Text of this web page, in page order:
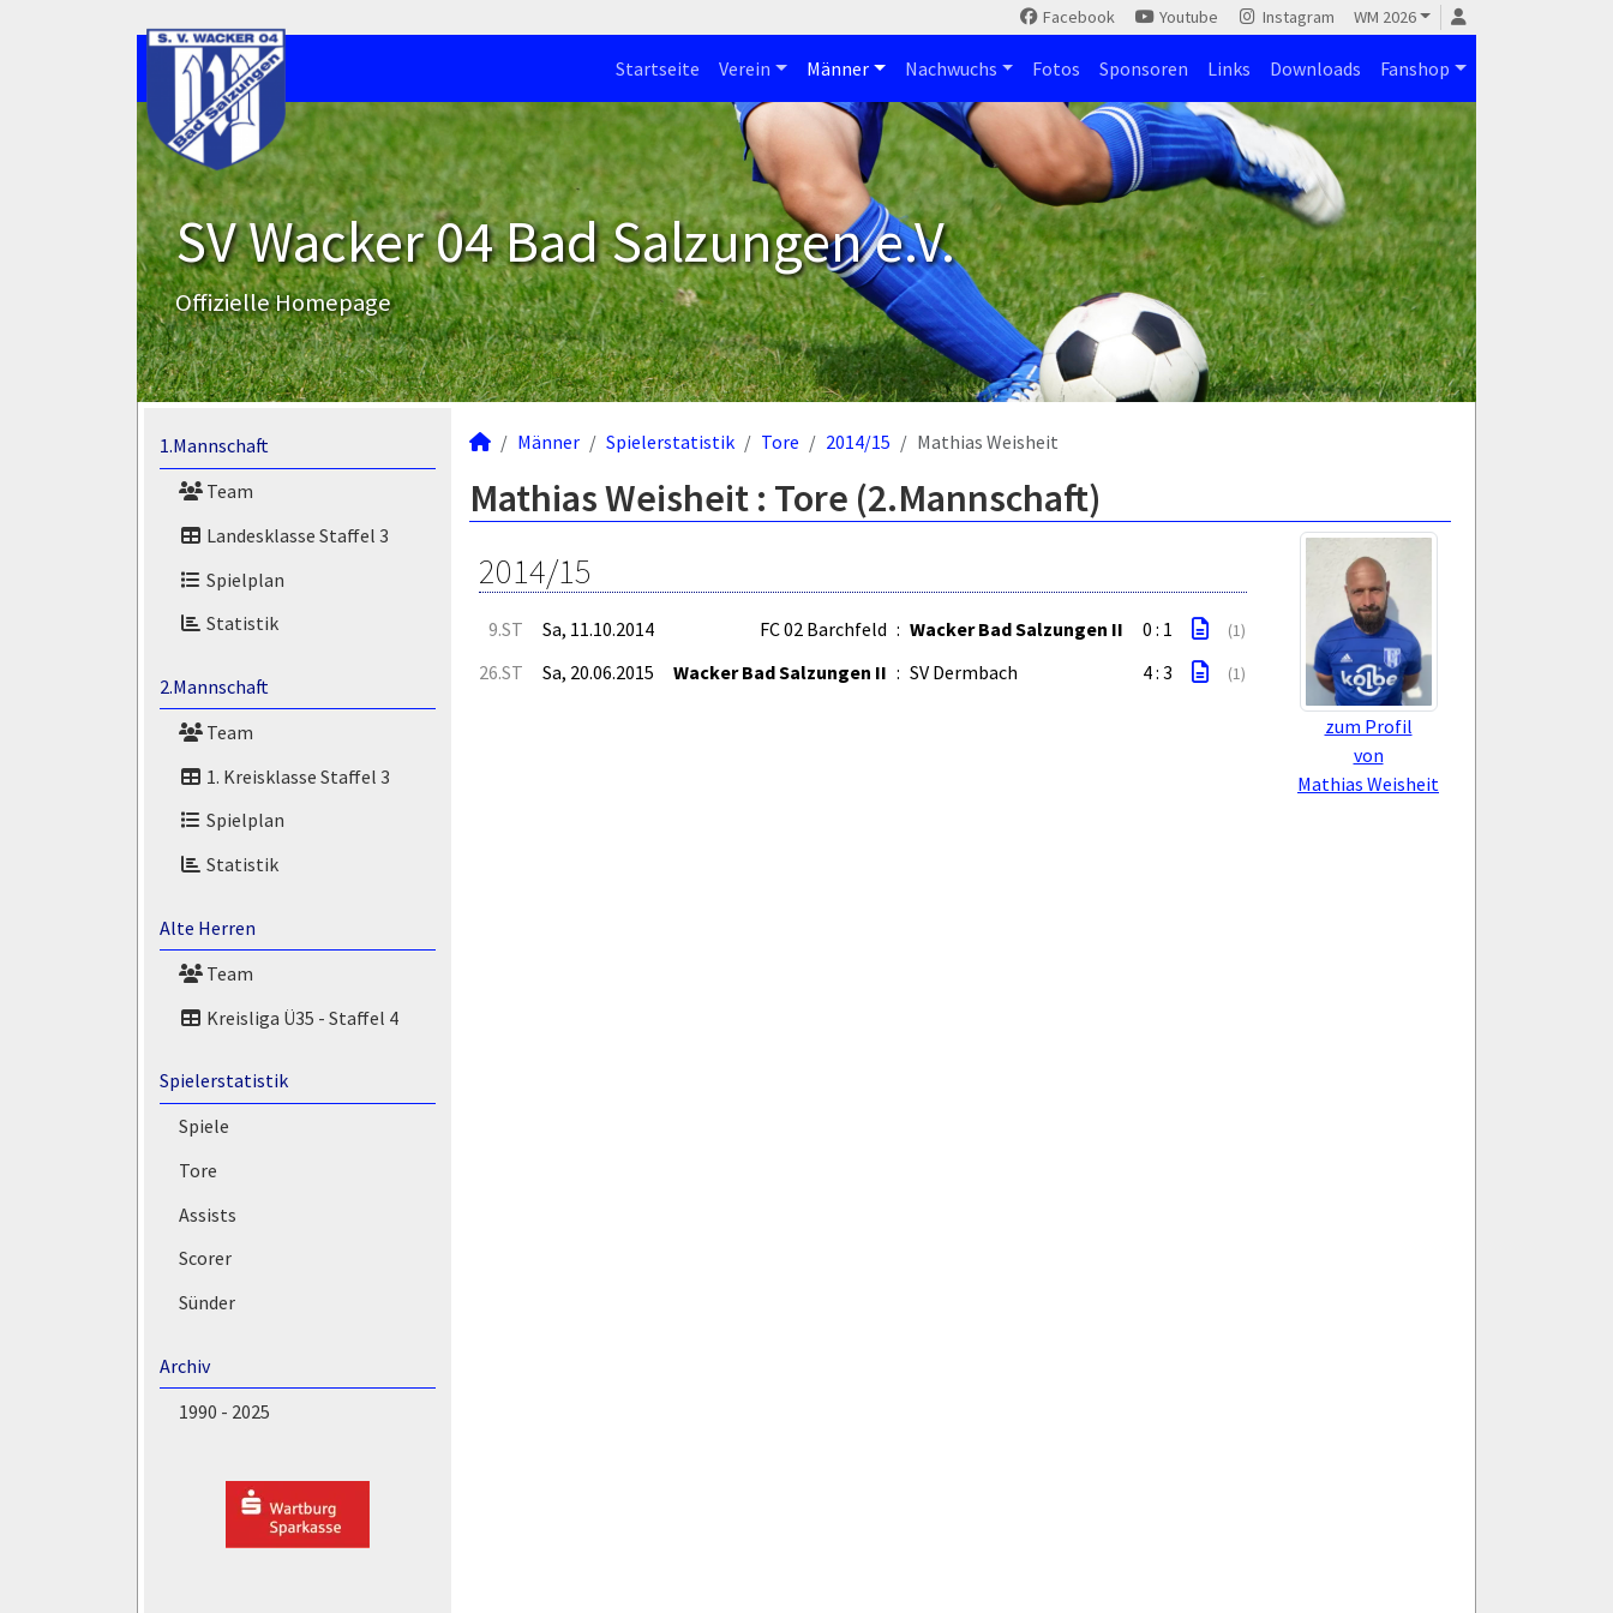
Facebook Youtube Instagram WM 2026
Startseite Verein Männer Nachwuchs Fotos Sponsoren Links Downloads Fanshop
SV Wacker 04 Bad Salzungen e.V.
Offizielle Homepage
1.Mannschaft
Team
Landesklasse Staffel 3
Spielplan
Statistik
2.Mannschaft
Team
1. Kreisklasse Staffel 3
Spielplan
Statistik
Alte Herren
Team
Kreisliga Ü35 - Staffel 4
Spielerstatistik
Spiele
Tore
Assists
Scorer
Sünder
Archiv
1990 - 2025
Männer Spielerstatistik Tore 2014/15 Mathias Weisheit
Mathias Weisheit : Tore (2.Mannschaft)
zum Profil
von
Mathias Weisheit
2014/15
9.ST Sa, 11.10.2014 FC 02 Barchfeld : Wacker Bad Salzungen II 0 : 1 (1)
26.ST Sa, 20.06.2015 Wacker Bad Salzungen II : SV Dermbach 4 : 3 (1)